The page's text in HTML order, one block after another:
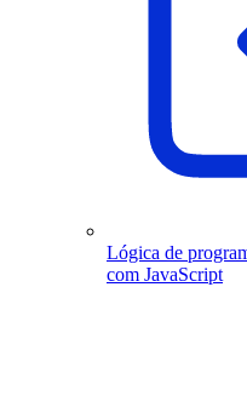
Lógica de
com JavaScript